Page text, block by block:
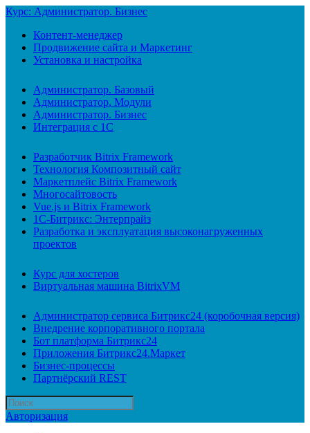
Курс: Администратор. Бизнес
Контент-менеджер
Продвижение сайта и Маркетинг
Установка и настройка
Администратор. Базовый
Администратор. Модули
Администратор. Бизнес
Интеграция с 1С
Разработчик Bitrix Framework
Технология Композитный сайт
Маркетплейс Bitrix Framework
Многосайтовость
Vue.js и Bitrix Framework
1С-Битрикс: Энтерпрайз
Разработка и эксплуатация высоконагруженных
проектов
Курс для хостеров
Виртуальная машина BitrixVM
Администратор сервиса Битрикс24 (коробочная версия)
Внедрение корпоративного портала
Бот платформа Битрикс24
Приложения Битрикс24.Маркет
Бизнес-процессы
Партнёрский REST
Авторизация